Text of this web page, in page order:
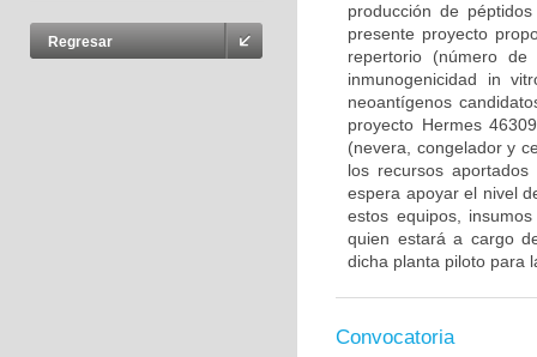
Regresar
producción de
presente proyecto
repertorio (número
inmunogenicidad in
neoantígenos
proyecto Hermes
(nevera, congelador y
los recursos
espera apoyar el nivel
estos equipos,
quien estará a cargo
dicha planta piloto para
Convocatoria